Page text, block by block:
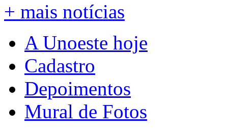
+ mais notícias
A Unoeste hoje
Cadastro
Depoimentos
Mural de Fotos